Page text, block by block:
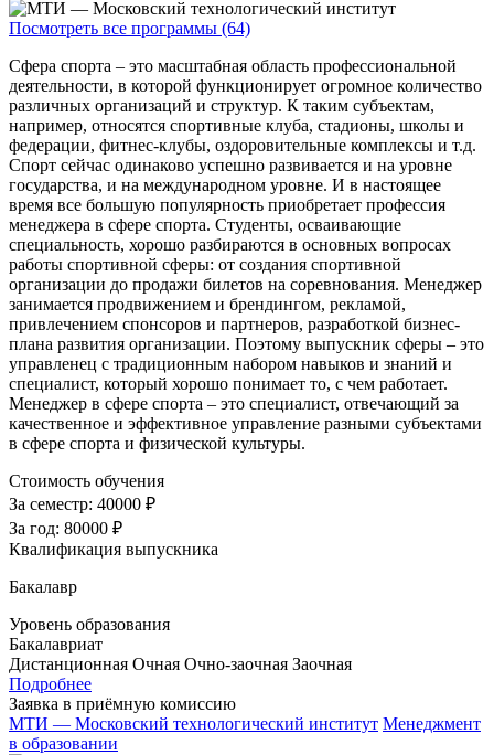
Посмотреть все программы (64)
Сфера спорта – это масштабная область профессиональной
деятельности, в которой функционирует огромное количество
различных организаций и структур. К таким субъектам,
например, относятся спортивные клуба, стадионы, школы и
федерации, фитнес-клубы, оздоровительные комплексы и т.д.
Спорт сейчас одинаково успешно развивается и на уровне
государства, и на международном уровне. И в настоящее
время все большую популярность приобретает профессия
менеджера в сфере спорта. Студенты, осваивающие
специальность, хорошо разбираются в основных вопросах
работы спортивной сферы: от создания спортивной
организации до продажи билетов на соревнования. Менеджер
занимается продвижением и брендингом, рекламой,
привлечением спонсоров и партнеров, разработкой бизнес-
плана развития организации. Поэтому выпускник сферы – это
управленец с традиционным набором навыков и знаний и
специалист, который хорошо понимает то, с чем работает.
Менеджер в сфере спорта – это специалист, отвечающий за
качественное и эффективное управление разными субъектами
в сфере спорта и физической культуры.
Стоимость обучения
За семестр: 40000 ₽
За год: 80000 ₽
Квалификация выпускника
Бакалавр
Уровень образования
Бакалавриат
Дистанционная Очная Очно-заочная Заочная
Подробнее
Заявка в приёмную комиссию
МТИ — Московский технологический институт Менеджмент
в образовании